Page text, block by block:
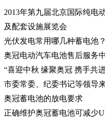
2013年第九届北京国际纯电
及配套设施展览会
光伏发电常用哪几种蓄电池？
奥冠电动汽车电池售后服务
“喜迎中秋 缘聚奥冠 携手共
市委常委、纪委书记等领导
奥冠蓄电池的放电要求
正确维护奥冠蓄电池可减少